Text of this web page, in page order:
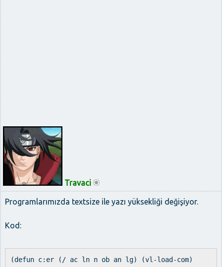
Travaci
Programlarımızda textsize ile yazı yüksekliği değişiyor.
Kod:
(defun c:er (/ ac ln n ob an lg) (vl-load-com)